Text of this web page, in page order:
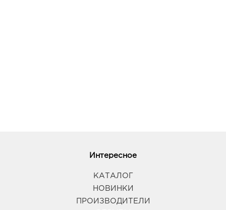
Интересное
КАТАЛОГ
НОВИНКИ
ПРОИЗВОДИТЕЛИ